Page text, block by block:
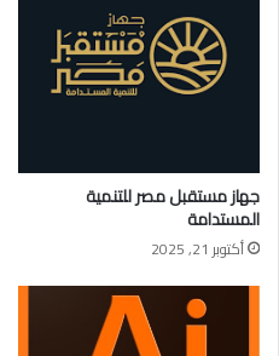
جهاز مستقبل مصر للتنمية
المستدامة
أكتوبر 21, 2025